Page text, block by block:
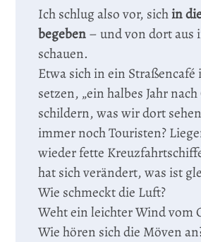
Ich schlug also vor, sichin
begeben– und von dort aus
schauen.
Etwa sich in ein Straßencafé
setzen, „ein halbes Jahr
schildern, was wir dort
immer noch Touristen?
wieder fette
hat sich verändert, was ist
Wie schmeckt die Luft?
Weht ein leichter Wind vom
Wie hören sich die Möven